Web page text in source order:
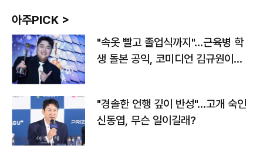
아주PICK >
"속옷 빨고 졸업식까지"…근육병 학
생 돌본 공익, 코미디언 김규원이었
"경솔한 언행 깊이 반성"…고개 숙인
신동엽, 무슨 일이길래?